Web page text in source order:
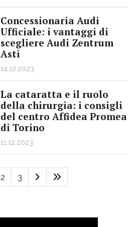
Concessionaria Audi
Ufficiale: i vantaggi di
scegliere Audi Zentrum
Asti
14.12.2023
La cataratta e il ruolo
della chirurgia: i consigli
del centro Affidea Promea
di Torino
11.12.2023
2 3